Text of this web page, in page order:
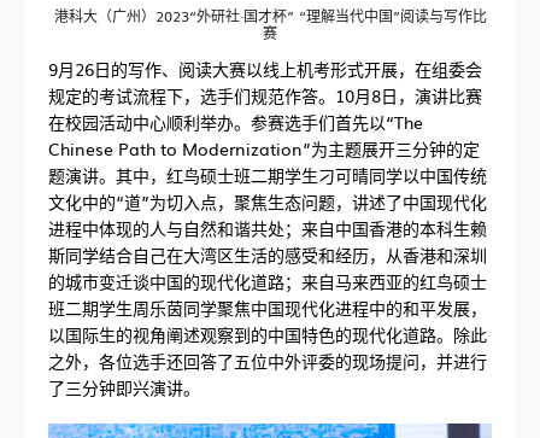
港科大（广州）2023“外研社·国才杯” “理解当代中国”阅读与写作比
赛
9月26日的写作、阅读大赛以线上机考形式开展，在组委会
规定的考试流程下，选手们规范作答。10月8日，演讲比赛
在校园活动中心顺利举办。参赛选手们首先以“The
Chinese Path to Modernization”为主题展开三分钟的定
题演讲。其中，红鸟硕士班二期学生刁可晴同学以中国传统
文化中的“道”为切入点，聚焦生态问题，讲述了中国现代化
进程中体现的人与自然和谐共处；来自中国香港的本科生赖
斯同学结合自己在大湾区生活的感受和经历，从香港和深圳
的城市变迁谈中国的现代化道路；来自马来西亚的红鸟硕士
班二期学生周乐茵同学聚焦中国现代化进程中的和平发展，
以国际生的视角阐述观察到的中国特色的现代化道路。除此
之外，各位选手还回答了五位中外评委的现场提问，并进行
了三分钟即兴演讲。